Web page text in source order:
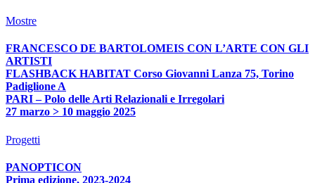
Mostre
FRANCESCO DE BARTOLOMEIS CON L’ARTE CON GLI
ARTISTI
FLASHBACK HABITAT Corso Giovanni Lanza 75, Torino
Padiglione A
PARI – Polo delle Arti Relazionali e Irregolari
27 marzo > 10 maggio 2025
Progetti
PANOPTICON
Prima edizione, 2023-2024